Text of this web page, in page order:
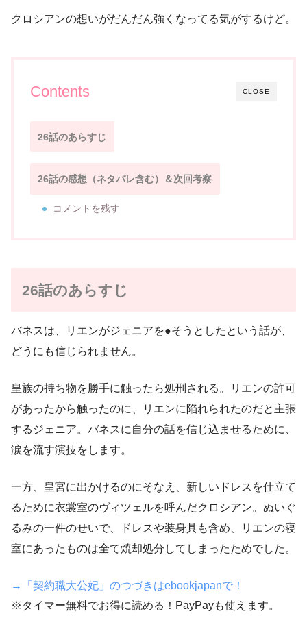
クロシアンの想いがだんだん強くなってる気がするけど。
CLOSE
Contents
26話のあらすじ
26話の感想（ネタバレ含む）＆次回考察
コメントを残す
26話のあらすじ
バネスは、リエンがジェニアを●そうとしたという話が、
どうにも信じられません。
皇族の持ち物を勝手に触ったら処刑される。リエンの許可
があったから触ったのに、リエンに陥れられたのだと主張
するジェニア。バネスに自分の話を信じ込ませるために、
涙を流す演技をします。
一方、皇宮に出かけるのにそなえ、新しいドレスを仕立て
るために衣裳室のヴィツェルを呼んだクロシアン。ぬいぐ
るみの一件のせいで、ドレスや装身具も含め、リエンの寝
室にあったものは全て焼却処分してしまったためでした。
→「契約職大公妃」のつづきはebookjapanで！
※タイマー無料でお得に読める！PayPayも使えます。